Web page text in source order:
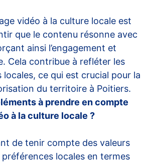
vidéo à la culture locale est
que le contenu résonne avec
ainsi l’engagement et
Cela contribue à refléter les
ce qui est crucial pour la
du territoire à Poitiers.
à prendre en compte
à la culture locale ?
de tenir compte des valeurs
locales en termes